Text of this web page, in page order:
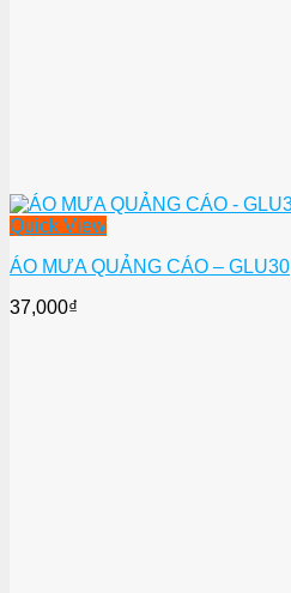
Quick View
ÁO MƯA QUẢNG CÁO – GLU30
37,000₫